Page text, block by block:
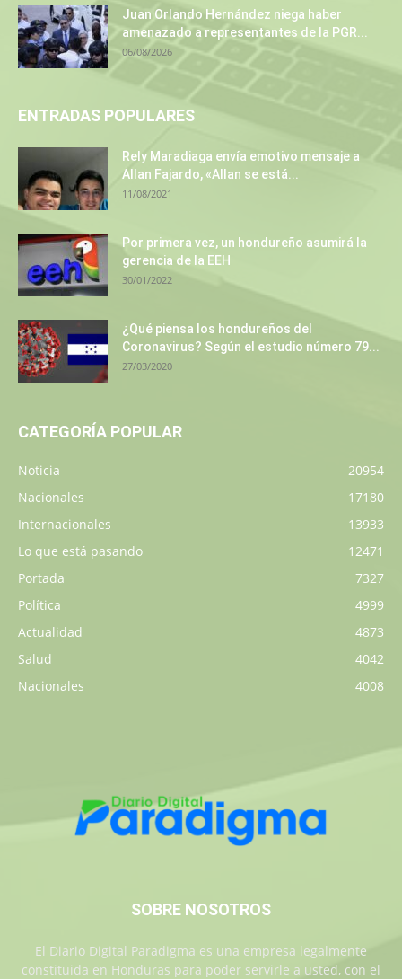
Juan Orlando Hernández niega haber
amenazado a representantes de la PGR...
06/08/2026
ENTRADAS POPULARES
Rely Maradiaga envía emotivo mensaje a
Allan Fajardo, «Allan se está...
11/08/2021
Por primera vez, un hondureño asumirá la
gerencia de la EEH
30/01/2022
¿Qué piensa los hondureños del
Coronavirus? Según el estudio número 79...
27/03/2020
CATEGORÍA POPULAR
Noticia
20954
Nacionales
17180
Internacionales
13933
Lo que está pasando
12471
Portada
7327
Política
4999
Actualidad
4873
Salud
4042
Nacionales
4008
SOBRE NOSOTROS
El Diario Digital Paradigma es una empresa legalmente
constituida en Honduras para poder servirle a usted, con el